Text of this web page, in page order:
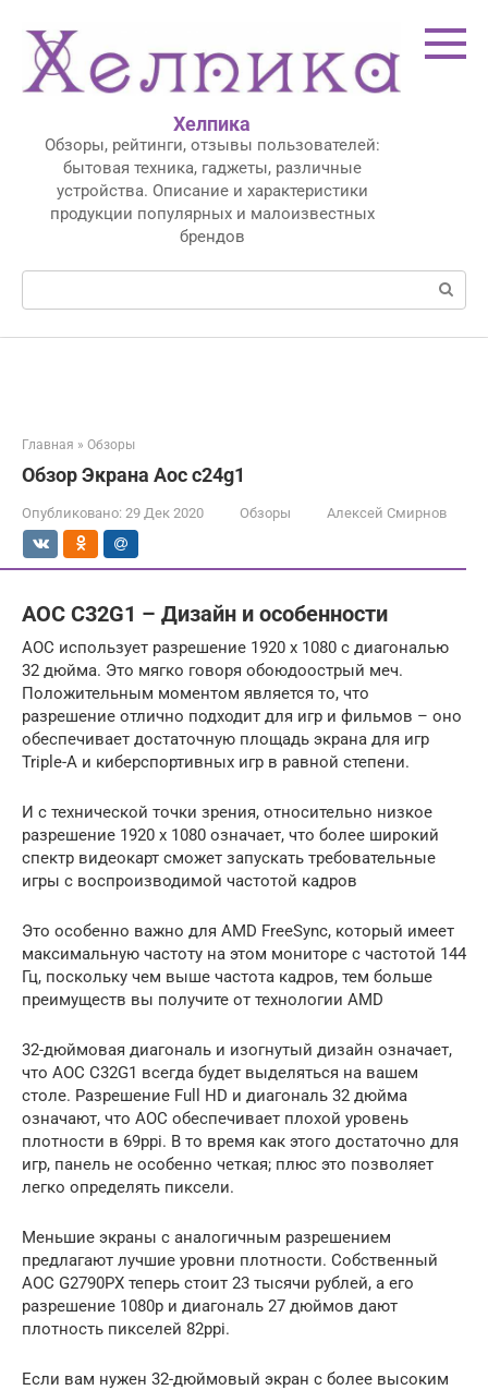
контенту
Хелпика
Обзоры, рейтинги, отзывы пользователей:
бытовая техника, гаджеты, различные
устройства. Описание и характеристики
продукции популярных и малоизвестных
брендов
Поиск:
Главная » Обзоры
Обзор Экрана Aoc c24g1
Опубликовано: 29 Дек 2020 Обзоры Алексей Смирнов
AOC C32G1 – Дизайн и особенности
AOC использует разрешение 1920 x 1080 с диагональю
32 дюйма. Это мягко говоря обоюдоострый меч.
Положительным моментом является то, что
разрешение отлично подходит для игр и фильмов – оно
обеспечивает достаточную площадь экрана для игр
Triple-A и киберспортивных игр в равной степени.
И с технической точки зрения, относительно низкое
разрешение 1920 x 1080 означает, что более широкий
спектр видеокарт сможет запускать требовательные
игры с воспроизводимой частотой кадров
Это особенно важно для AMD FreeSync, который имеет
максимальную частоту на этом мониторе с частотой 144
Гц, поскольку чем выше частота кадров, тем больше
преимуществ вы получите от технологии AMD
32-дюймовая диагональ и изогнутый дизайн означает,
что AOC C32G1 всегда будет выделяться на вашем
столе. Разрешение Full HD и диагональ 32 дюйма
означают, что AOC обеспечивает плохой уровень
плотности в 69ppi. В то время как этого достаточно для
игр, панель не особенно четкая; плюс это позволяет
легко определять пиксели.
Меньшие экраны с аналогичным разрешением
предлагают лучшие уровни плотности. Собственный
AOC G2790PX теперь стоит 23 тысячи рублей, а его
разрешение 1080p и диагональ 27 дюймов дают
плотность пикселей 82ppi.
Если вам нужен 32-дюймовый экран с более высоким